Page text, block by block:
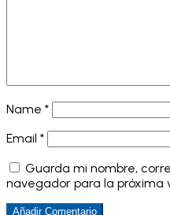
Name *
Email *
Guarda mi nombre,
navegador para la próxima